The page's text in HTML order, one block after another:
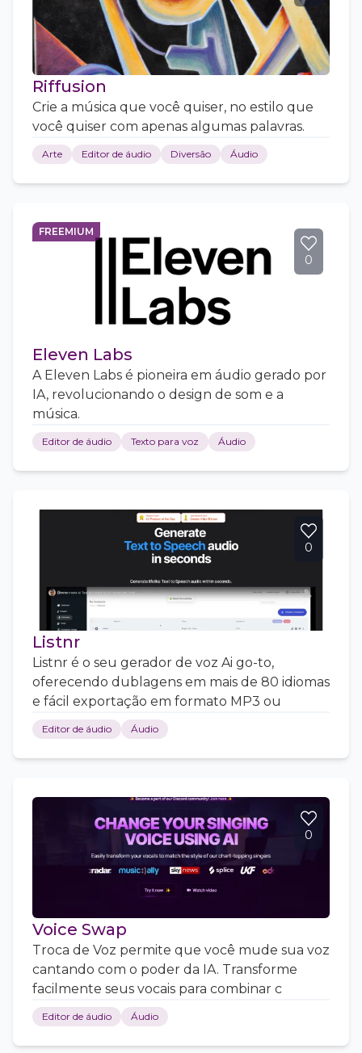
Riffusion
Crie a música que você quiser, no estilo que
você quiser com apenas algumas palavras.
Arte Editor de áudio Diversão Áudio
FREEMIUM
0
Eleven Labs
A Eleven Labs é pioneira em áudio gerado por
IA, revolucionando o design de som e a
música.
Editor de áudio Texto para voz Áudio
0
Listnr
Listnr é o seu gerador de voz Ai go-to,
oferecendo dublagens em mais de 80 idiomas
e fácil exportação em formato MP3 ou
Editor de áudio Áudio
0
Voice Swap
Troca de Voz permite que você mude sua voz
cantando com o poder da IA. Transforme
facilmente seus vocais para combinar c
Editor de áudio Áudio